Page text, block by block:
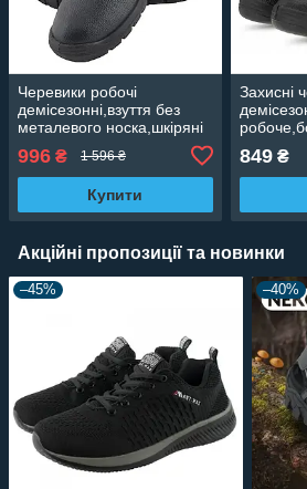
Черевики робочі
демісезонні,взуття без
металевого носка,шкіряні
ботинки протиударні REIS
Польща T-OB
996 ₴ 1 596 ₴
Купити
Захисні
взуття
849₴
Акційні пропозиції та новинки
–45% –40%